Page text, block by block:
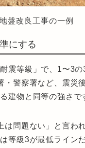
地盤改良工事の一例
にする
震等級」で、1〜3の
・警察署など、震災
建物と同等の強さで
は問題ない」と言わ
等級3が最低ライン